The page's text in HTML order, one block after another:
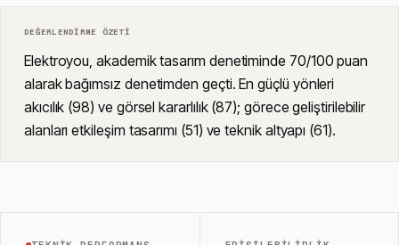
DEĞERLENDIRME ÖZETI
Elektroyou, akademik tasarım denetiminde 70/100 puan
alarak bağımsız denetimden geçti. En güçlü yönleri
akıcılık (98) ve görsel kararlılık (87); görece geliştirilebilir
alanları etkileşim tasarımı (51) ve teknik altyapı (61).